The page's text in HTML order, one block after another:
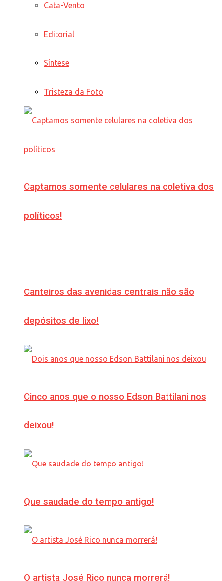
Cata-Vento
Editorial
Síntese
Tristeza da Foto
Captamos somente celulares na coletiva dos
políticos!
Canteiros das avenidas centrais não são
depósitos de lixo!
Cinco anos que o nosso Edson Battilani nos
deixou!
Que saudade do tempo antigo!
O artista José Rico nunca morrerá!